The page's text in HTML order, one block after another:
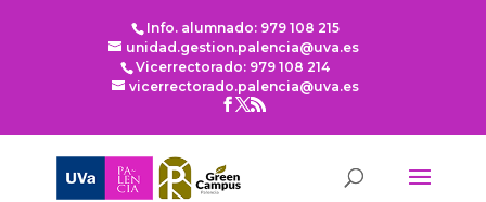
Info. alumnado: 979 108 215
unidad.gestion.palencia@uva.es
Vicerrectorado: 979 108 214
vicerrectorado.palencia@uva.es